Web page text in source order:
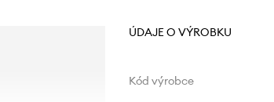
ÚDAJE O VÝROBKU
Kód výrobce